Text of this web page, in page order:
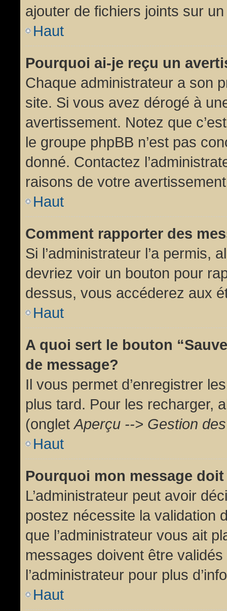
ajouter de fichiers joints sur
Haut
Pourquoi ai-je reçu un
Chaque administrateur a son
site. Si vous avez dérogé à
avertissement. Notez que
le groupe phpBB n’est pas
donné. Contactez
raisons de votre
Haut
Comment rapporter des
Si l’administrateur l’a permis,
devriez voir un bouton pour
dessus, vous accéderez aux
Haut
A quoi sert le bouton
de message?
Il vous permet d’enregistrer
plus tard. Pour les recharger,
(ongletAperçu --> Gestion
Haut
Pourquoi mon message
L’administrateur peut avoir
postez nécessite la validation
que l’administrateur vous ait
messages doivent être
l’administrateur pour plus
Haut